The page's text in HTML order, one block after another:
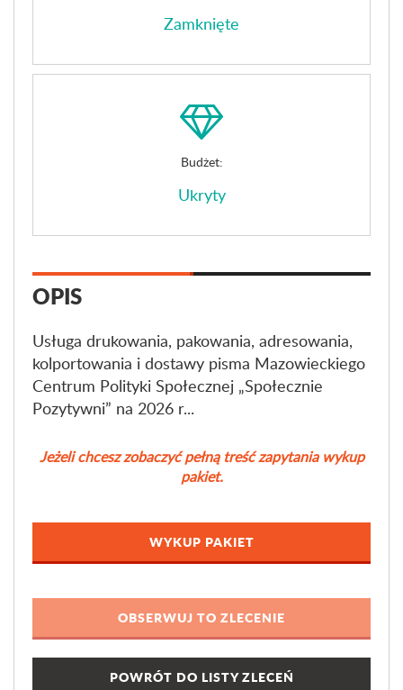
Zamknięte
Budżet:
Ukryty
OPIS
Usługa drukowania, pakowania, adresowania,
kolportowania i dostawy pisma Mazowieckiego
Centrum Polityki Społecznej „Społecznie
Pozytywni” na 2026 r...
Jeżeli chcesz zobaczyć pełną treść zapytania wykup
pakiet.
WYKUP PAKIET
POWRÓT DO LISTY ZLECEŃ